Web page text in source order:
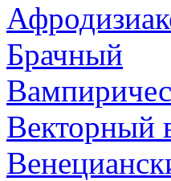
Брачный
Векторный